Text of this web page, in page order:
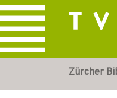
Zürcher